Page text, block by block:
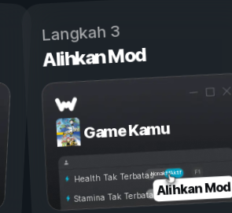
Langkah 3
Alihkan Mod
Game Kamu
Aktif
Nonaktif
Health Tak Terbatas
Stamina Tak TerbatasAlihkan Mod